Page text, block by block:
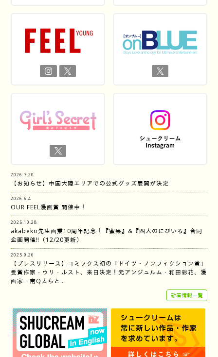
2026.7.20
【お知らせ】中国大陸エリアでの公式グッズ展開が決定
2026.6.4
OUR FEEL漫画賞 開催中！
2025.10.28
akabeko先生画業10周年記念！『蜜果』&『四人のにびいろ』合同
企画開催‼︎（12/20更新）
2025.9.26
【プレスリリース】コミックス初の「ドイツ・ノンフィクション賞」
受賞作家・ウリ・ルスト、来日決定！元アンジュルム・和田彩花、漫
画家・南Q太らと…
新着情報一覧